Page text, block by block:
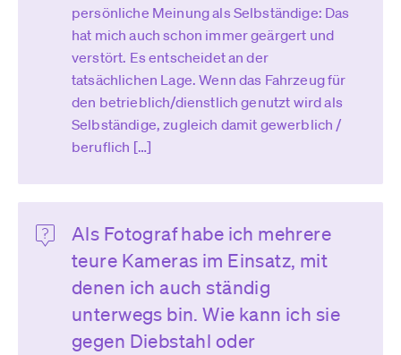
persönliche Meinung als Selbständige: Das
hat mich auch schon immer geärgert und
verstört. Es entscheidet an der
tatsächlichen Lage. Wenn das Fahrzeug für
den betrieblich/dienstlich genutzt wird als
Selbständige, zugleich damit gewerblich /
beruflich […]
Als Fotograf habe ich mehrere
teure Kameras im Einsatz, mit
denen ich auch ständig
unterwegs bin. Wie kann ich sie
gegen Diebstahl oder